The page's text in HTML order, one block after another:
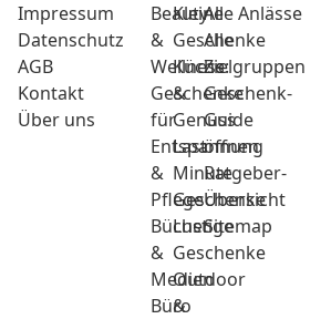
Impressum
Datenschutz
AGB
Kontakt
Über uns
Beauty
&
Wellness:
Geschenke
für
Entspannung
&
Pflege
Bücher
&
Medien
Büro
Kleine
Geschenke
Küche
&
Genuss
Last
Minute
Geschenke
Lustige
Geschenke
Outdoor
&
Alle Anlässe
Alle
Zielgruppen
Geschenk-
Guide
öffnen
Ratgeber-
Übersicht
Sitemap